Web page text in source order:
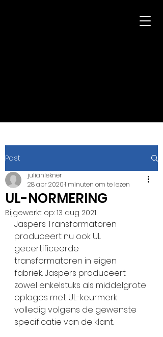
Post
UL-NORMERING
julianlekner
28 apr 20201 minuten om te lezen
Bijgewerkt op: 13 aug 2021
Jaspers Transformatoren
produceert nu ook UL
gecertificeerde
transformatoren in eigen
fabriek. Jaspers produceert
zowel enkelstuks als middelgrote
oplages met UL-keurmerk
volledig volgens de gewenste
specificatie van de klant.